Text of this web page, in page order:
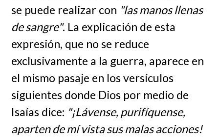
se puede realizar con "las manos llenas
de sangre". La explicación de esta
expresión, que no se reduce
exclusivamente a la guerra, aparece en
el mismo pasaje en los versículos
siguientes donde Dios por medio de
Isaías dice: "¡Lávense, purifíquense,
aparten de mí vista sus malas acciones!